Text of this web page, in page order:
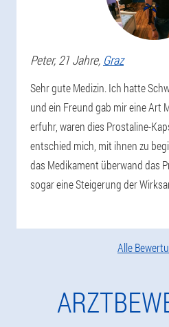
Peter, 21 Jahre, Graz
Sehr gute Medizin. Ich hatte
und ein Freund gab mir eine Art
erfuhr, waren dies Prostaline-
entschied mich, mit ihnen zu
das Medikament überwand das
sogar eine Steigerung der
Alle